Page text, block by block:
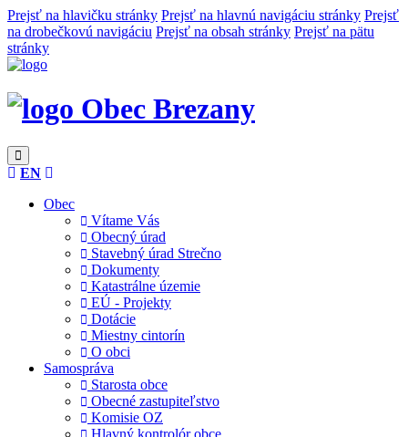
Prejsť na hlavičku stránky Prejsť na hlavnú navigáciu stránky Prejsť
na drobečkovú navigáciu Prejsť na obsah stránky Prejsť na pätu
stránky
Obec Brezany
EN
Obec
Vítame Vás
Obecný úrad
Stavebný úrad Strečno
Dokumenty
Katastrálne územie
EÚ - Projekty
Dotácie
Miestny cintorín
O obci
Samospráva
Starosta obce
Obecné zastupiteľstvo
Komisie OZ
Hlavný kontrolór obce